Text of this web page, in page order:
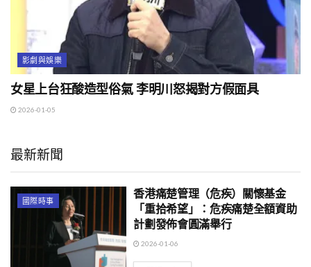
影劇與娛樂
女星上台狂酸造型俗氣 李明川怒揭對方假面具
2026-01-05
最新新聞
國際時事
香港痛楚管理（危疾）關懷基金
「重拾希望」：危疾痛楚全額資助
計劃發佈會圓滿舉行
2026-01-06